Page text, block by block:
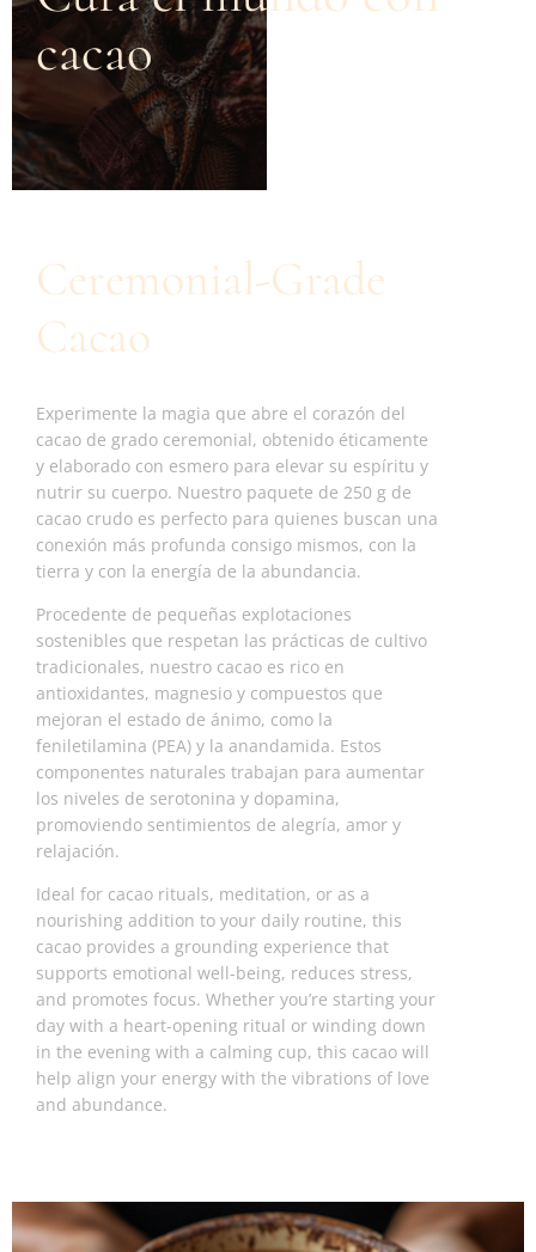
cacao
Ceremonial-Grade
Cacao
Experimente la magia que abre el corazón del
cacao de grado ceremonial, obtenido éticamente
y elaborado con esmero para elevar su espíritu y
nutrir su cuerpo. Nuestro paquete de 250 g de
cacao crudo es perfecto para quienes buscan una
conexión más profunda consigo mismos, con la
tierra y con la energía de la abundancia.
Procedente de pequeñas explotaciones
sostenibles que respetan las prácticas de cultivo
tradicionales, nuestro cacao es rico en
antioxidantes, magnesio y compuestos que
mejoran el estado de ánimo, como la
feniletilamina (PEA) y la anandamida. Estos
componentes naturales trabajan para aumentar
los niveles de serotonina y dopamina,
promoviendo sentimientos de alegría, amor y
relajación.
Ideal for cacao rituals, meditation, or as a
nourishing addition to your daily routine, this
cacao provides a grounding experience that
supports emotional well-being, reduces stress,
and promotes focus. Whether you’re starting your
day with a heart-opening ritual or winding down
in the evening with a calming cup, this cacao will
help align your energy with the vibrations of love
and abundance.